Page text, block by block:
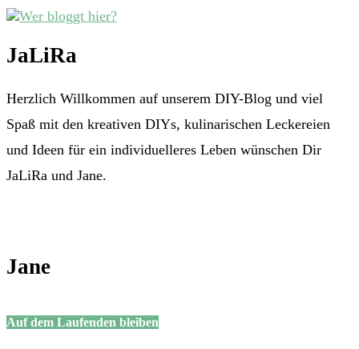
JaLiRa
Herzlich Willkommen auf unserem DIY-Blog und viel
Spaß mit den kreativen DIYs, kulinarischen Leckereien
und Ideen für ein individuelleres Leben wünschen Dir
JaLiRa und Jane.
Jane
Auf dem Laufenden bleiben